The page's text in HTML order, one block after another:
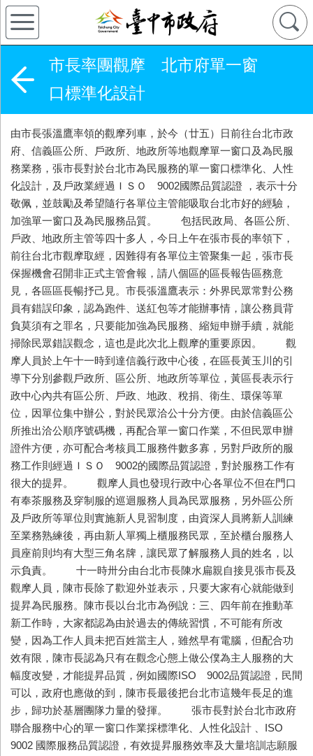
市長率團觀摩 北市府單一窗
口標準化設計
由市長張溫鷹率領的觀摩列車，於今（廿五）日前往台北市政
府、信義區公所、戶政所、地政所等地觀摩單一窗口及為民服
務業務，張市長對於台北市為民服務的單一窗口標準化、人性
化設計，及戶政業經過ＩＳＯ 9002國際品質認證 ，表示十分
敬佩，並鼓勵及希望隨行各單位主管能吸取台北市好的經驗，
加強單一窗口及為民服務品質。 包括民政局、各區公所、
戶政、地政所主管等四十多人，今日上午在張市長的率領下，
前往台北市觀摩取經，因難得有各單位主管聚集一起，張市長
保握機會召開非正式主管會報，請八個區的區長報告區務意
見，各區區長暢抒己見。市長張溫鷹表示：外界民眾常對公務
員有錯誤印象，認為跑件、送紅包等才能辦事情，讓公務員背
負莫須有之罪名，只要能加強為民服務、縮短申辦手續，就能
掃除民眾錯誤觀念，這也是此次北上觀摩的重要原因。 觀
摩人員於上午十一時到達信義行政中心後，在區長黃玉川的引
導下分別參觀戶政所、區公所、地政所等單位，黃區長表示行
政中心內共有區公所、戶政、地政、稅捐、衛生、環保等單
位，因單位集中辦公，對於民眾洽公十分方便。由於信義區公
所推出洽公順序號碼機，再配合單一窗口作業，不但民眾申辦
證件方便，亦可配合考核員工服務件數多寡，另對戶政所的服
務工作則經過ＩＳＯ 9002的國際品質認證，對於服務工作有
很大的提昇。 觀摩人員也發現行政中心各單位不但在門口
有奉茶服務及穿制服的巡迴服務人員為民眾服務，另外區公所
及戶政所等單位則實施新人見習制度，由資深人員將新人訓練
至業務熟練後，再由新人單獨上櫃服務民眾，至於櫃台服務人
員座前則均有大型三角名牌，讓民眾了解服務人員的姓名，以
示負責。 十一時卅分由台北市長陳水扁親自接見張市長及
觀摩人員，陳市長除了歡迎外並表示，只要大家有心就能做到
提昇為民服務。陳市長以台北市為例說：三、四年前在推動革
新工作時，大家都認為由於過去的傳統習慣，不可能有所改
變，因為工作人員未把百姓當主人，雖然早有電腦，但配合功
效有限，陳市長認為只有在觀念心態上做公僕為主人服務的大
幅度改變，才能提昇品質，例如國際ISO 9002品質認證，民間
可以，政府也應做的到，陳市長最後把台北市這幾年長足的進
步，歸功於基層團隊力量的發揮。 張市長對於台北市政府
聯合服務中心的單一窗口作業採標準化、人性化設計 、ISO
9002 國際服務品質認證，有效提昇服務效率及大量培訓志願服